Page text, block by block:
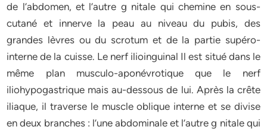
de l’abdomen, et l’autre g nitale qui chemine en sous-
cutané et innerve la peau au niveau du pubis, des
grandes lèvres ou du scrotum et de la partie supéro-
interne de la cuisse. Le nerf ilioinguinal Il est situé dans le
même plan musculo-aponévrotique que le nerf
iliohypogastrique mais au-dessous de lui. Après la crête
iliaque, il traverse le muscle oblique interne et se divise
en deux branches : l’une abdominale et l’autre g nitale qui